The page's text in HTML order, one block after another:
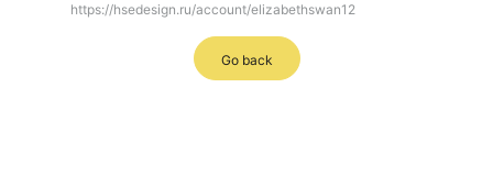
https://hsedesign.ru/account/elizabethswan12
Go back